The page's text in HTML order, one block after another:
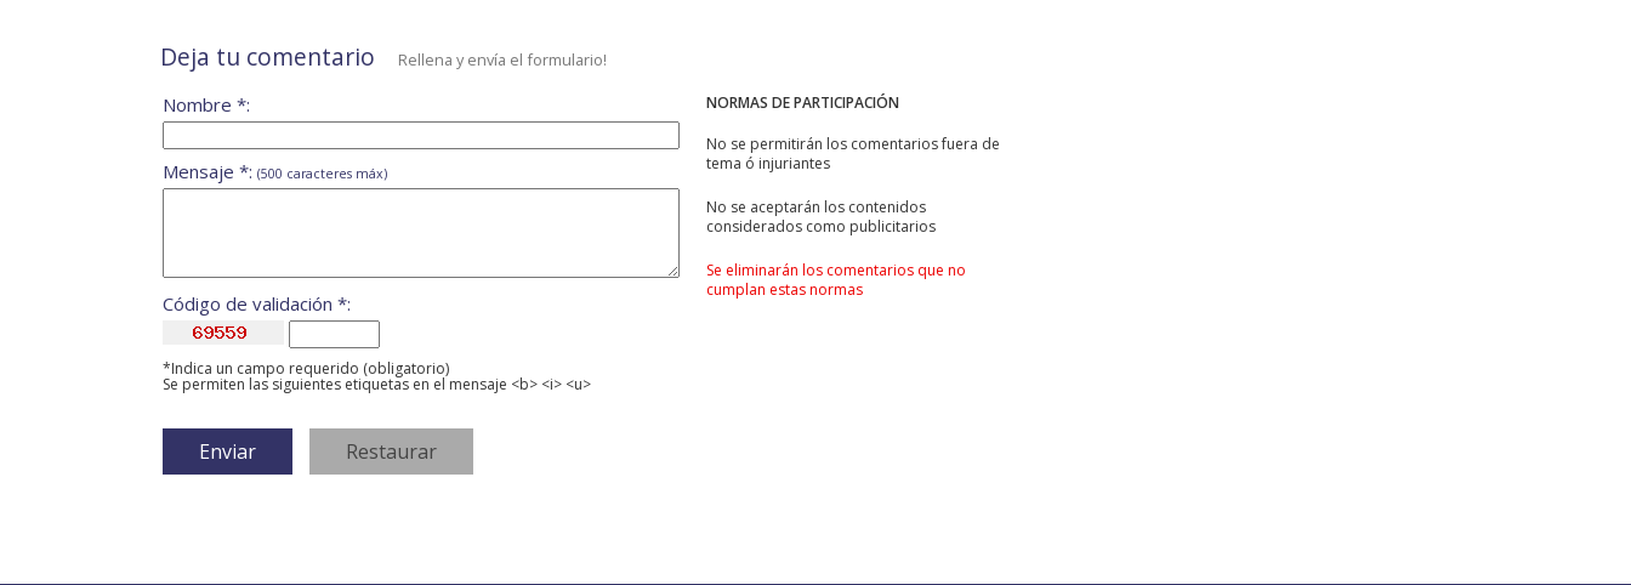
Deja tu comentario Rellena y envía el formulario!
NORMAS DE PARTICIPACIÓN
No se permitirán los comentarios fuera de
tema ó injuriantes
No se aceptarán los contenidos
considerados como publicitarios
Se eliminarán los comentarios que no
cumplan estas normas
Nombre *:
Mensaje *: (500 caracteres máx)
Código de validación *:
*Indica un campo requerido (obligatorio)
Se permiten las siguientes etiquetas en el mensaje <b> <i> <u>